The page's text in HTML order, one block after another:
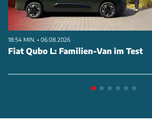
18:54 MIN. • 06.08.2026
Fiat Qubo L: Familien-Van im Test